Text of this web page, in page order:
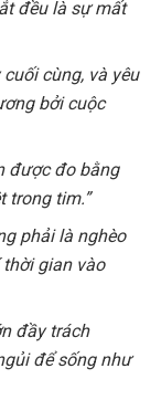
đều là sự mất
cùng, và yêu
bởi cuộc
được đo bằng
trong tim.”
phải là nghèo
gian vào
đầy trách
để sống như